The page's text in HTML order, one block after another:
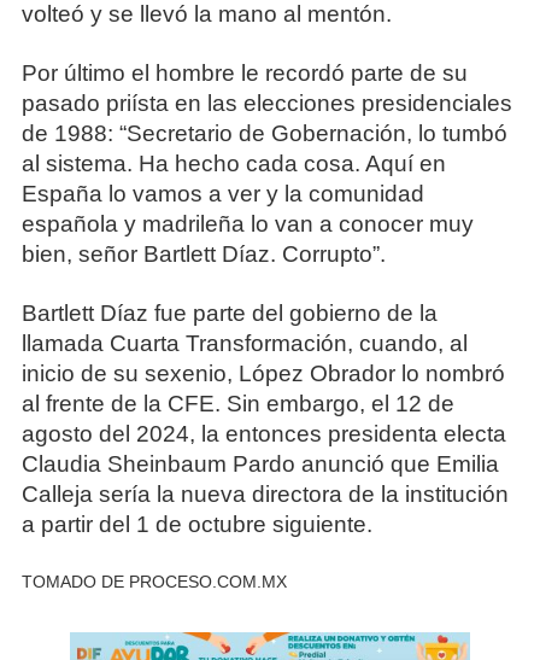
volteó y se llevó la mano al mentón.
Por último el hombre le recordó parte de su
pasado priísta en las elecciones presidenciales
de 1988: “Secretario de Gobernación, lo tumbó
al sistema. Ha hecho cada cosa. Aquí en
España lo vamos a ver y la comunidad
española y madrileña lo van a conocer muy
bien, señor Bartlett Díaz. Corrupto”.
Bartlett Díaz fue parte del gobierno de la
llamada Cuarta Transformación, cuando, al
inicio de su sexenio, López Obrador lo nombró
al frente de la CFE. Sin embargo, el 12 de
agosto del 2024, la entonces presidenta electa
Claudia Sheinbaum Pardo anunció que Emilia
Calleja sería la nueva directora de la institución
a partir del 1 de octubre siguiente.
TOMADO DE PROCESO.COM.MX